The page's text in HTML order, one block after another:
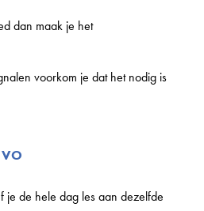
dan maak je het
voorkom je dat het nodig is
je de hele dag les aan dezelfde